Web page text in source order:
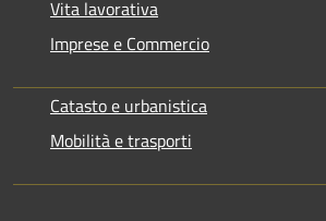
Vita lavorativa
Imprese e Commercio
Catasto e urbanistica
Mobilità e trasporti